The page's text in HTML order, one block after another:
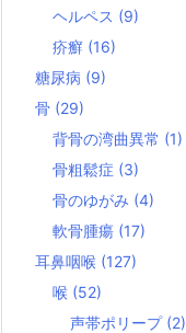
ヘルペス (9)
疥癬 (16)
糖尿病 (9)
骨 (29)
背骨の湾曲異常 (1)
骨粗鬆症 (3)
骨のゆがみ (4)
軟骨腫瘍 (17)
耳鼻咽喉 (127)
喉 (52)
声帯ポリープ (2)